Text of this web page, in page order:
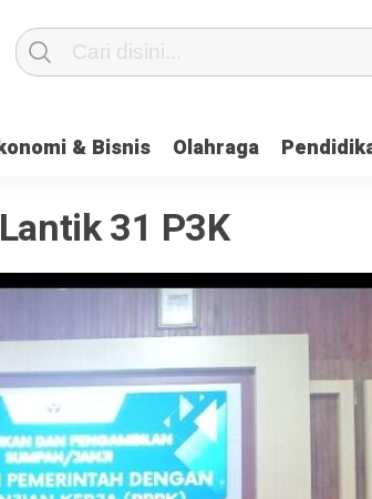
& Bisnis Olahraga
31 P3K